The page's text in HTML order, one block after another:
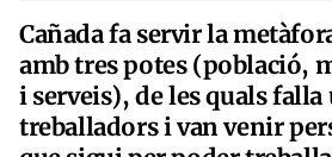
Cañada fa servir la
amb tres potes (població,
i serveis), de les quals
treballadors i van venir